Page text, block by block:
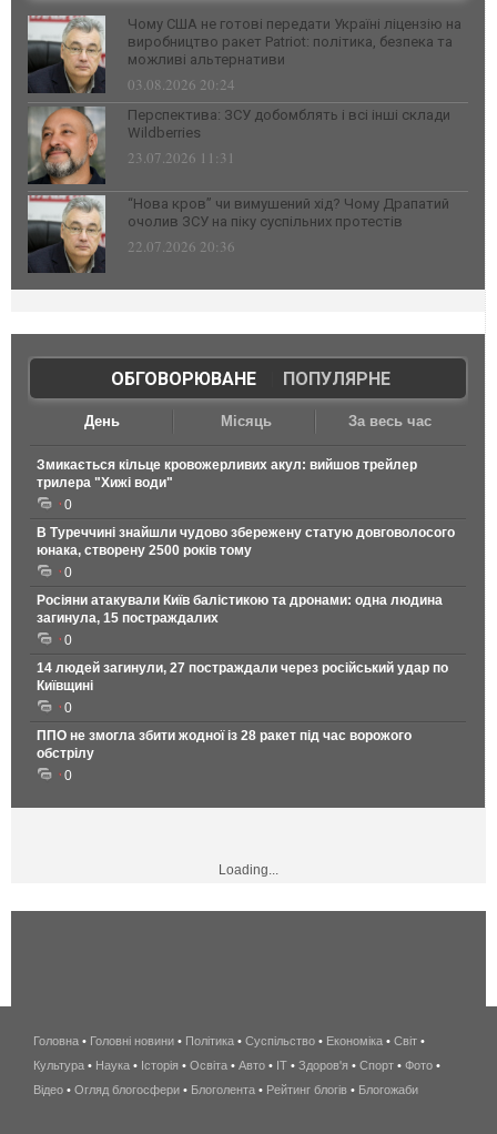
Чому США не готові передати Україні ліцензію на
виробництво ракет Patriot: політика, безпека та
можливі альтернативи
03.08.2026 20:24
Перспектива: ЗСУ добомблять і всі інші склади
Wildberries
23.07.2026 11:31
“Нова кров” чи вимушений хід? Чому Драпатий
очолив ЗСУ на піку суспільних протестів
22.07.2026 20:36
ОБГОВОРЮВАНЕ| ПОПУЛЯРНЕ
День Місяць За весь час
Змикається кільце кровожерливих акул: вийшов трейлер
трилера "Хижі води"
0
В Туреччині знайшли чудово збережену статую довговолосого
юнака, створену 2500 років тому
0
Росіяни атакували Київ балістикою та дронами: одна людина
загинула, 15 постраждалих
0
14 людей загинули, 27 постраждали через російський удар по
Київщині
0
ППО не змогла збити жодної із 28 ракет під час ворожого
обстрілу
0
Loading...
беспроводной
интернет
киев
Головна • Головні новини • Політика • Суспільство • Економіка • Світ •
Культура • Наука • Історія • Освіта • Авто • IT • Здоров'я • Спорт • Фото •
Відео • Огляд блогосфери • Блоголента • Рейтинг блогів • Блогожаби